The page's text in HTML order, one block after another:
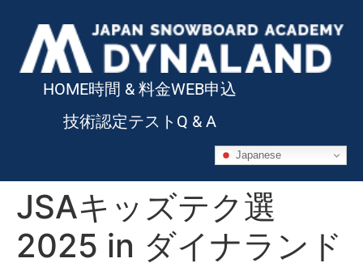
HOME時間 & 料金WEB申込
技術認定テスト Q & A
Japanese
JSAキッズテク選
2025 in ダイナランド